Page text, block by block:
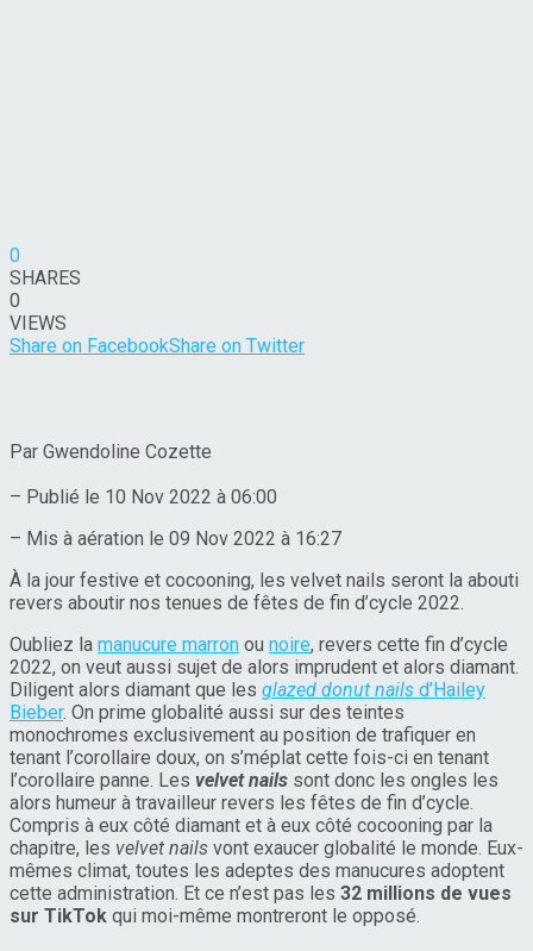
0
SHARES
0
VIEWS
Share on FacebookShare on Twitter
Par Gwendoline Cozette
– Publié le 10 Nov 2022 à 06:00
– Mis à aération le 09 Nov 2022 à 16:27
À la jour festive et cocooning, les velvet nails seront la abouti
revers aboutir nos tenues de fêtes de fin d’cycle 2022.
Oubliez la manucure marron ou noire, revers cette fin d’cycle
2022, on veut aussi sujet de alors imprudent et alors diamant.
Diligent alors diamant que les glazed donut nails d’Hailey
Bieber. On prime globalité aussi sur des teintes
monochromes exclusivement au position de trafiquer en
tenant l’corollaire doux, on s’méplat cette fois-ci en tenant
l’corollaire panne. Les velvet nails sont donc les ongles les
alors humeur à travailleur revers les fêtes de fin d’cycle.
Compris à eux côté diamant et à eux côté cocooning par la
chapitre, les velvet nails vont exaucer globalité le monde. Eux-
mêmes climat, toutes les adeptes des manucures adoptent
cette administration. Et ce n’est pas les 32 millions de vues
sur TikTok qui moi-même montreront le opposé.